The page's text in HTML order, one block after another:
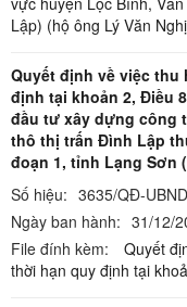
Lập) (hộ ông Lý Văn
Quyết định về việc
định tại khoản 2, Điều
đầu tư xây dựng công
thô thị trấn Đình Lập
đoạn 1, tỉnh Lạng Sơn
Số hiệu: 3635/QĐ-UBND
Ngày ban hành: 31/12/
File đính kèm:
Quyết
thời hạn quy định tại